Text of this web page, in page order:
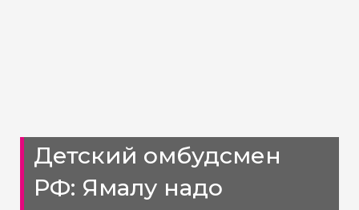
Детский омбудсмен
РФ: Ямалу надо